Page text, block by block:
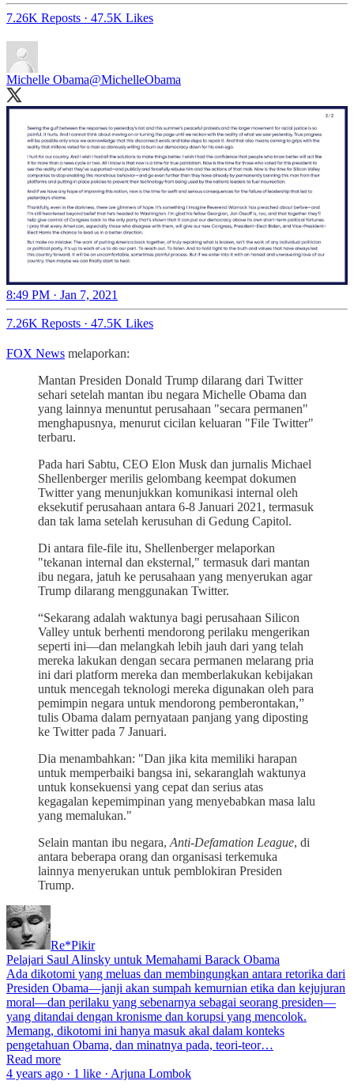
7.26K Reposts · 47.5K Likes
Michelle Obama@MichelleObama
8:49 PM · Jan 7, 2021
7.26K Reposts · 47.5K Likes
FOX News melaporkan:
Mantan Presiden Donald Trump dilarang dari Twitter
sehari setelah mantan ibu negara Michelle Obama dan
yang lainnya menuntut perusahaan "secara permanen"
menghapusnya, menurut cicilan keluaran "File Twitter"
terbaru.
Pada hari Sabtu, CEO Elon Musk dan jurnalis Michael
Shellenberger merilis gelombang keempat dokumen
Twitter yang menunjukkan komunikasi internal oleh
eksekutif perusahaan antara 6-8 Januari 2021, termasuk
dan tak lama setelah kerusuhan di Gedung Capitol.
Di antara file-file itu, Shellenberger melaporkan
"tekanan internal dan eksternal," termasuk dari mantan
ibu negara, jatuh ke perusahaan yang menyerukan agar
Trump dilarang menggunakan Twitter.
“Sekarang adalah waktunya bagi perusahaan Silicon
Valley untuk berhenti mendorong perilaku mengerikan
seperti ini—dan melangkah lebih jauh dari yang telah
mereka lakukan dengan secara permanen melarang pria
ini dari platform mereka dan memberlakukan kebijakan
untuk mencegah teknologi mereka digunakan oleh para
pemimpin negara untuk mendorong pemberontakan,”
tulis Obama dalam pernyataan panjang yang diposting
ke Twitter pada 7 Januari.
Dia menambahkan: "Dan jika kita memiliki harapan
untuk memperbaiki bangsa ini, sekaranglah waktunya
untuk konsekuensi yang cepat dan serius atas
kegagalan kepemimpinan yang menyebabkan masa lalu
yang memalukan."
Selain mantan ibu negara, Anti-Defamation League, di
antara beberapa orang dan organisasi terkemuka
lainnya menyerukan untuk pemblokiran Presiden
Trump.
Re*Pikir
Pelajari Saul Alinsky untuk Memahami Barack Obama
Ada dikotomi yang meluas dan membingungkan antara retorika dari
Presiden Obama—janji akan sumpah kemurnian etika dan kejujuran
moral—dan perilaku yang sebenarnya sebagai seorang presiden—
yang ditandai dengan kronisme dan korupsi yang mencolok.
Memang, dikotomi ini hanya masuk akal dalam konteks
pengetahuan Obama, dan minatnya pada, teori-teor…
Read more
4 years ago · 1 like · Arjuna Lombok